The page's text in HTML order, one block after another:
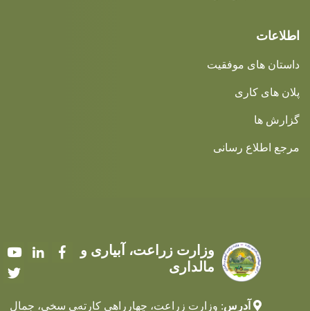
اطلاعات
داستان های موفقیت
پلان های کاری
گزارش ها
مرجع اطلاع رسانی
وزارت زراعت، آبیاری و
مالداری
YoutubeLinkedInFacebook
آدرس: وزارت زراعت، چهارراهی کارته‌‍ی سخی، جمال